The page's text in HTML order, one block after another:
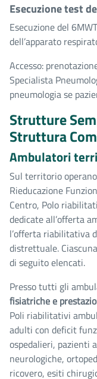
Esecuzione test
Esecuzione del
dell’apparato
Accesso:
Specialista
pneumologia se
Strutture
Struttura
Ambulatori
Sul territorio
Rieducazione
Centro, Polo
dedicate all’offerta
l’offerta riabilitativa
distrettuale.
di seguito elencati.
Presso tutti gli
fisiatriche e
Poli riabilitativi
adulti con deficit
ospedalieri, pazienti
neurologiche,
ricovero, esiti